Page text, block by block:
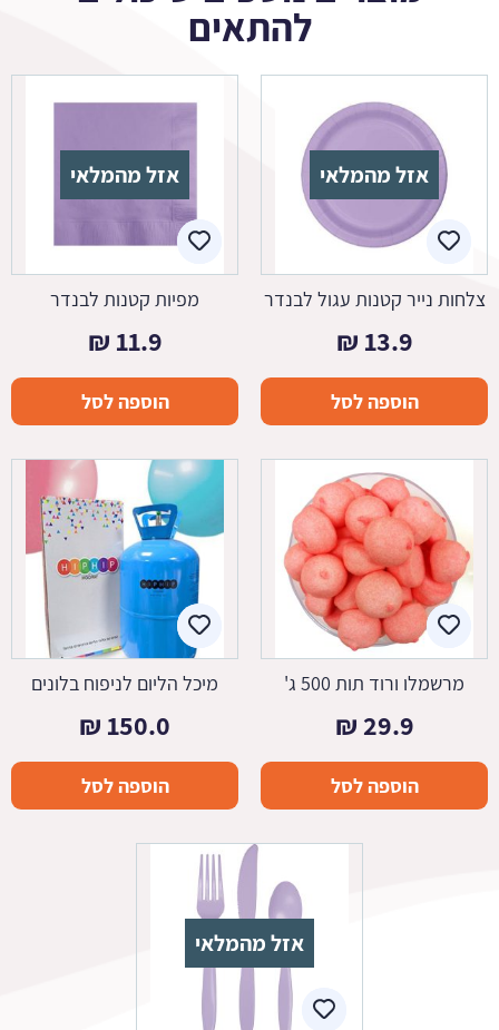
להתאים
אזל מהמלאי
צלחות נייר קטנות עגול לבנדר
13.9
₪
הוספה לסל
אזל מהמלאי
מפיות קטנות לבנדר
11.9
₪
הוספה לסל
מרשמלו ורוד תות 500 ג'
29.9
₪
הוספה לסל
מיכל הליום לניפוח בלונים
150.0
₪
הוספה לסל
אזל מהמלאי